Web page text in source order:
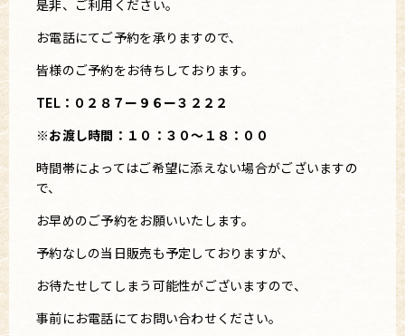
是非、ご利用ください。
お電話にてご予約を承りますので、
皆様のご予約をお待ちしております。
TEL：０２８７ー９６ー３２２２
※お渡し時間：１０：３０～１８：００
時間帯によってはご希望に添えない場合がございますの
で、
お早めのご予約をお願いいたします。
予約なしの当日販売も予定しておりますが、
お待たせしてしまう可能性がございますので、
事前にお電話にてお問い合わせください。